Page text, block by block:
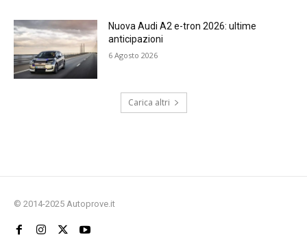
Nuova Audi A2 e-tron 2026: ultime
anticipazioni
6 Agosto 2026
Carica altri
© 2014-2025 Autoprove.it